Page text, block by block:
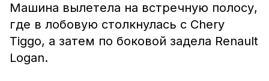
Машина вылетела на встречную полосу,
где в лобовую столкнулась с Chery
Tiggo, а затем по боковой задела Renault
Logan.